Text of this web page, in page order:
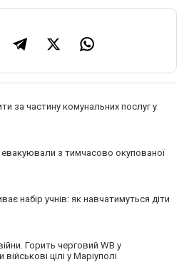
за частину комунальних послуг у
евакуювали з тимчасово окупованої
набір учнів: як навчатимуться діти
Горить черговий WB у
цілі у Маріуполі